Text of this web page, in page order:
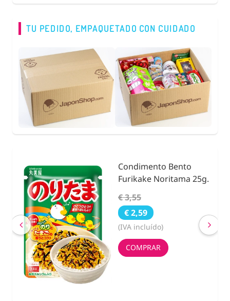
TU PEDIDO, EMPAQUETADO CON CUIDADO
Condimento Bento
Furikake Noritama 25g.
€ 3,55
€ 2,59
(IVA incluído)
COMPRAR